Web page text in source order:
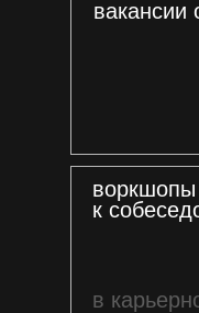
в
воркшопы
к
вакансии